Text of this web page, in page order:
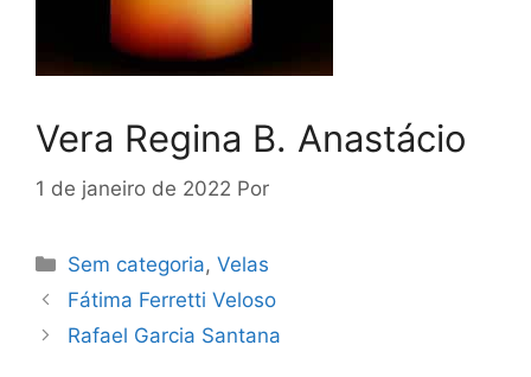
Vera Regina B. Anastácio
1 de janeiro de 2022 Por
Sem categoria,Velas
Fátima Ferretti Veloso
Rafael Garcia Santana